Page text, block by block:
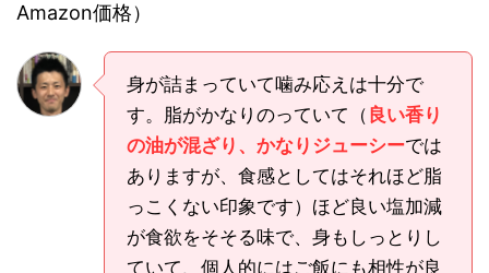
Amazon価格）
身が詰まっていて噛み応えは十分で
す。脂がかなりのっていて（ 良い香り
の油が混ざり、かなりジューシーでは
ありますが、食感としてはそれほど脂
っこくない印象です）ほど良い塩加減
が食欲をそそる味で、身もしっとりし
ていて、個人的にはご飯にも相性が良